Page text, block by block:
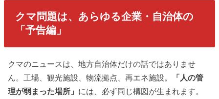
クマ問題は、あらゆる企業・自治体の
「予告編」
クマのニュースは、地方自治体だけの話ではありませ
ん。工場、観光施設、物流拠点、再エネ施設。
「人の管
理が弱まった場所」 には、必ず同じ構図が生まれます。